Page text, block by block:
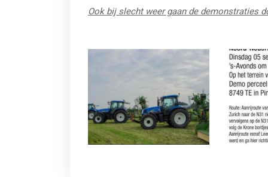
Ook bij slecht weer gaan de demonstraties